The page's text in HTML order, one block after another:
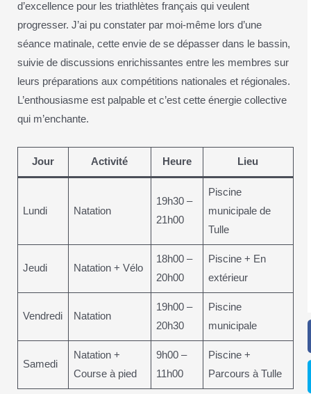
d’excellence pour les triathlètes français qui veulent
progresser. J’ai pu constater par moi-même lors d’une
séance matinale, cette envie de se dépasser dans le bassin,
suivie de discussions enrichissantes entre les membres sur
leurs préparations aux compétitions nationales et régionales.
L’enthousiasme est palpable et c’est cette énergie collective
qui m’enchante.
Jour Activité Heure Lieu
Lundi Natation
19h30 –
21h00
Piscine
municipale de
Tulle
Jeudi Natation + Vélo
18h00 –
20h00
Piscine + En
extérieur
Vendredi Natation
19h00 –
20h30
Piscine
municipale
Samedi
Natation +
Course à pied
9h00 –
11h00
Piscine +
Parcours à Tulle